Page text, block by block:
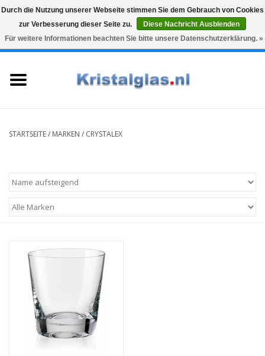
Snelle levering
Graveren
0 Artikel - €0,00
Vasen
Kaffee & Tee
Bar & Wein
STARTSEITE/ MARKEN / CRYSTALEX
Durch die Nutzung unserer Webseite stimmen Sie dem Gebrauch von Cookies
zur Verbesserung dieser Seite zu.
Diese Nachricht Ausblenden
Für weitere Informationen beachten Sie bitte unsere Datenschutzerklärung. »